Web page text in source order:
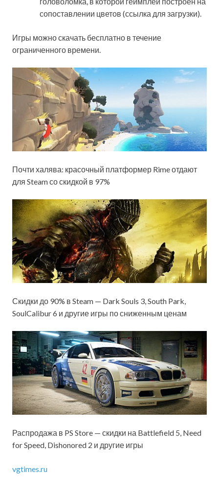
сопоставлении цветов (ссылка для загрузки).
Игры можно скачать бесплатно в течение
ограниченного времени.
Почти халява: красочный платформер Rime отдают
для Steam со скидкой в 97%
Скидки до 90% в Steam — Dark Souls 3, South Park,
SoulCalibur 6 и другие игры по сниженным ценам
Распродажа в PS Store — скидки на Battlefield 5, Need
for Speed, Dishonored 2 и другие игры
vgtimes.ru